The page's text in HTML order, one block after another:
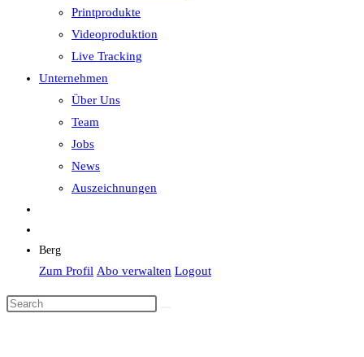
Printprodukte
Videoproduktion
Live Tracking
Unternehmen
Über Uns
Team
Jobs
News
Auszeichnungen
Berg
Zum Profil Abo verwalten Logout